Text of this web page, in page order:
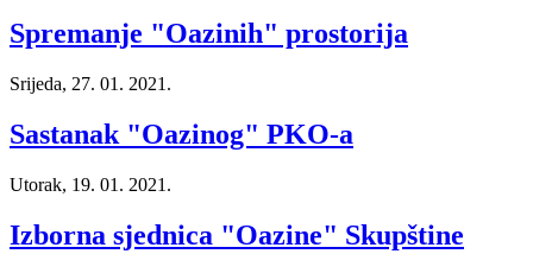
Spremanje "Oazinih" prostorija
Srijeda, 27. 01. 2021.
Sastanak "Oazinog" PKO-a
Utorak, 19. 01. 2021.
Izborna sjednica "Oazine" Skupštine